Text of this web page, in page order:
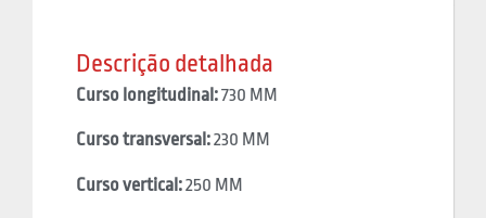
Descrição detalhada
Curso longitudinal:730 MM
Curso transversal:230 MM
Curso vertical:250 MM